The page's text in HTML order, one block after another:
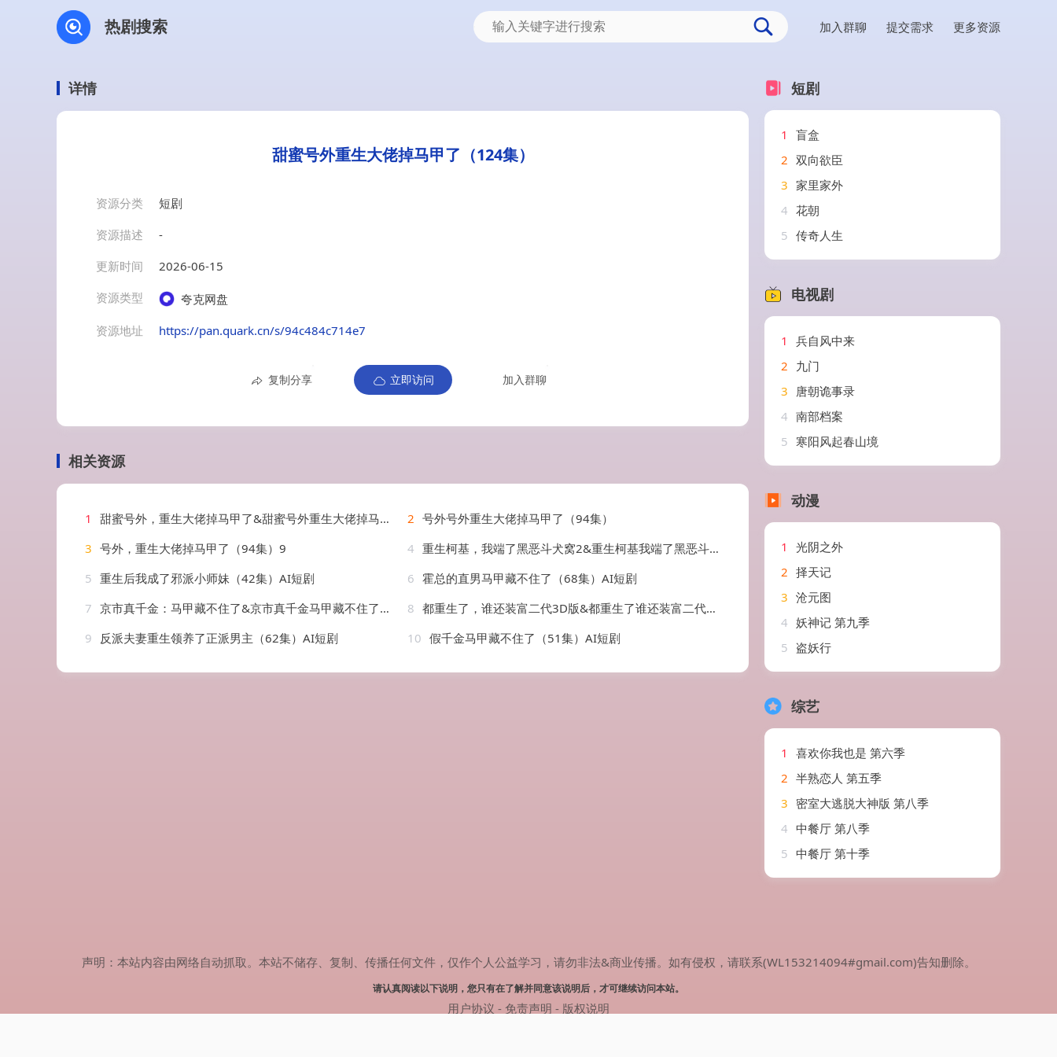
热剧搜索 加入群聊 提交需求 更多资源
详情
甜蜜号外重生大佬掉马甲了（124集）
资源分类
短剧
资源描述
-
更新时间
2026-06-15
资源类型
夸克网盘
资源地址
https://pan.quark.cn/s/94c484c714e7
复制分享 立即访问 加入群聊
相关资源
1 甜蜜号外，重生大佬掉马甲了&甜蜜号外重生大佬掉马甲了（124集）AI短剧 2 号外号外重生大佬掉马甲了（94集）
3 号外，重生大佬掉马甲了（94集）9 4 重生柯基，我端了黑恶斗犬窝2&重生柯基我端了黑恶斗犬窝2（60集）AI短剧
5 重生后我成了邪派小师妹（42集）AI短剧 6 霍总的直男马甲藏不住了（68集）AI短剧
7 京市真千金：马甲藏不住了&京市真千金马甲藏不住了（66集）AI短剧 8 都重生了，谁还装富二代3D版&都重生了谁还装富二代3D版（99集）AI短剧
9
反派夫妻重生领养了正派男主（62集）AI短剧 10 假千金马甲藏不住了（51集）AI短剧
短剧
1
盲盒
2 双向欲臣
3 家里家外
4 花朝
5 传奇人生
电视剧
1
兵自风中来
2 九门
3 唐朝诡事录
4 南部档案
5 寒阳风起春山境
动漫
1
光阴之外
2 择天记
3 沧元图
4 妖神记 第九季
5 盗妖行
综艺
1
喜欢你我也是 第六季
2 半熟恋人 第五季
3 密室大逃脱大神版 第八季
4 中餐厅 第八季
5 中餐厅 第十季
声明：本站内容由网络自动抓取。本站不储存、复制、传播任何文件，仅作个人公益学习，请勿非法&商业传播。如有侵权，请联系(WL153214094#gmail.com)告知删除。
请认真阅读以下说明，您只有在了解并同意该说明后，才可继续访问本站。
用户协议 - 免责声明 - 版权说明